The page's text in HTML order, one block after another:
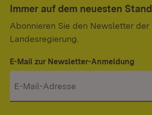
Immer auf dem neuesten Stand
Abonnieren Sie den Newsletter der
Landesregierung.
E-Mail zur Newsletter-Anmeldung